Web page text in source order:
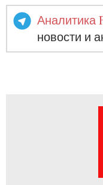
Аналитика
новости и